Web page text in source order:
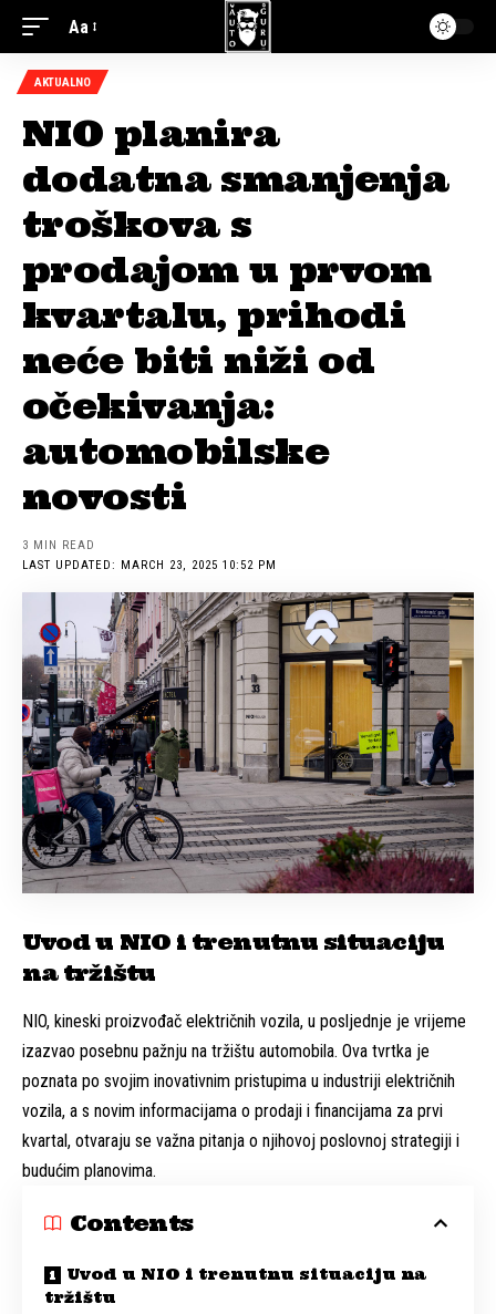
Aa
AKTUALNO
NIO planira
dodatna smanjenja
troškova s
prodajom u prvom
kvartalu, prihodi
neće biti niži od
očekivanja:
automobilske
novosti
LAST UPDATED: MARCH 23, 2025 10:52 PM
3 MIN READ
Uvod u NIO i trenutnu situaciju
na tržištu
NIO, kineski proizvođač električnih vozila, u posljednje je vrijeme
izazvao posebnu pažnju na tržištu automobila. Ova tvrtka je
poznata po svojim inovativnim pristupima u industriji električnih
vozila, a s novim informacijama o prodaji i financijama za prvi
kvartal, otvaraju se važna pitanja o njihovoj poslovnoj strategiji i
budućim planovima.
Contents
Uvod u NIO i trenutnu situaciju na
tržištu